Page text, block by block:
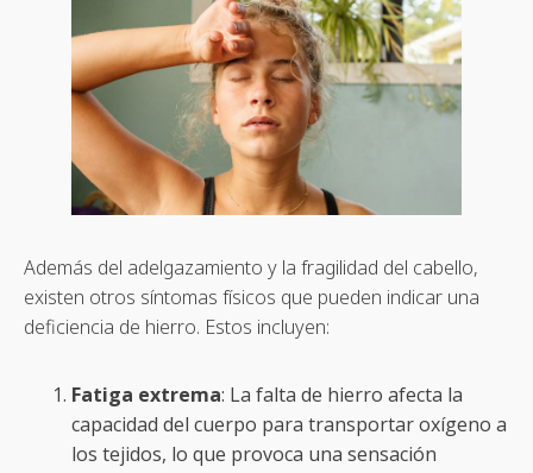
Además del adelgazamiento y la fragilidad del cabello,
existen otros síntomas físicos que pueden indicar una
deficiencia de hierro. Estos incluyen:
Fatiga extrema: La falta de hierro afecta la
capacidad del cuerpo para transportar oxígeno a
los tejidos, lo que provoca una sensación